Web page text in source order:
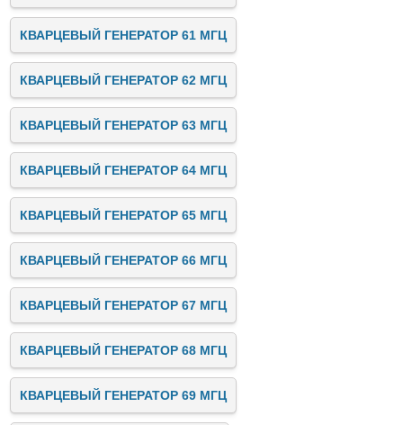
КВАРЦЕВЫЙ ГЕНЕРАТОР 61 МГЦ
КВАРЦЕВЫЙ ГЕНЕРАТОР 62 МГЦ
КВАРЦЕВЫЙ ГЕНЕРАТОР 63 МГЦ
КВАРЦЕВЫЙ ГЕНЕРАТОР 64 МГЦ
КВАРЦЕВЫЙ ГЕНЕРАТОР 65 МГЦ
КВАРЦЕВЫЙ ГЕНЕРАТОР 66 МГЦ
КВАРЦЕВЫЙ ГЕНЕРАТОР 67 МГЦ
КВАРЦЕВЫЙ ГЕНЕРАТОР 68 МГЦ
КВАРЦЕВЫЙ ГЕНЕРАТОР 69 МГЦ